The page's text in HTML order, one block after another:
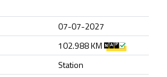
07-07-2027
102.988 KM
Station